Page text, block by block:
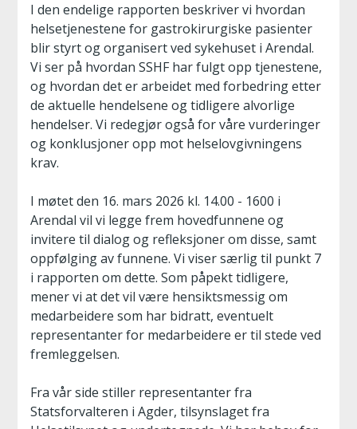
I den endelige rapporten beskriver vi hvordan
helsetjenestene for gastrokirurgiske pasienter
blir styrt og organisert ved sykehuset i Arendal.
Vi ser på hvordan SSHF har fulgt opp tjenestene,
og hvordan det er arbeidet med forbedring etter
de aktuelle hendelsene og tidligere alvorlige
hendelser. Vi redegjør også for våre vurderinger
og konklusjoner opp mot helselovgivningens
krav.
I møtet den 16. mars 2026 kl. 14.00 - 1600 i
Arendal vil vi legge frem hovedfunnene og
invitere til dialog og refleksjoner om disse, samt
oppfølging av funnene. Vi viser særlig til punkt 7
i rapporten om dette. Som påpekt tidligere,
mener vi at det vil være hensiktsmessig om
medarbeidere som har bidratt, eventuelt
representanter for medarbeidere er til stede ved
fremleggelsen.
Fra vår side stiller representanter fra
Statsforvalteren i Agder, tilsynslaget fra